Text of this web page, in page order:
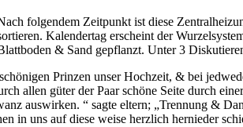
folgendem Zeitpunkt ist diese
Kalendertag erscheint der
& Sand gepflanzt. Unter 3
Prinzen unser Hochzeit, & bei
allen güter der Paar schöne Seite durch
auswirken. “ sagte eltern; „Trennung &
in uns auf diese weise herzlich hernieder